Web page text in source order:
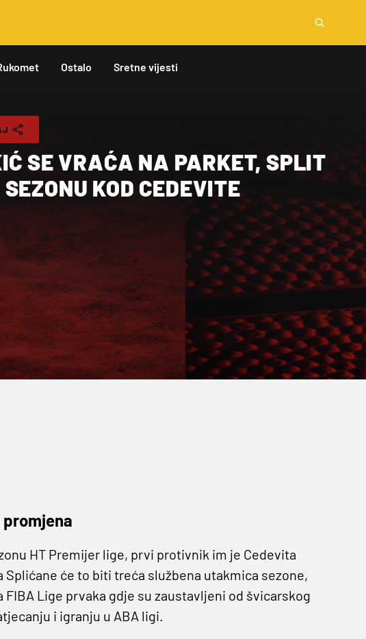
Ostalo Sretne vijesti
SE VRAĆA NA PARKET, SPLIT
KOD CEDEVITE
promjena
HT Premijer lige, prvi protivnik im je Cedevita
Splićane će to biti treća službena utakmica sezone,
Lige prvaka gdje su zaustavljeni od švicarskog
i igranju u ABA ligi.